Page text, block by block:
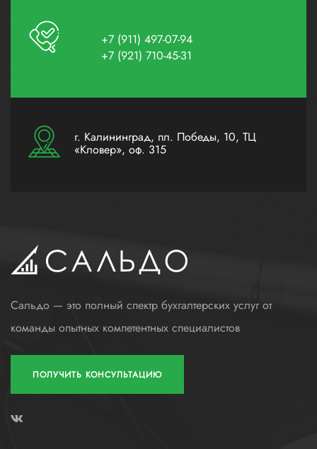
+7 (911) 497-07-94
+7 (921) 710-45-31
г. Калининград, пл. Победы, 10, ТЦ
«Кловер», оф. 315
Сальдо — это полный спектр бухгалтерских услуг от
команды опытных компетентных специалистов
ПОЛУЧИТЬ КОНСУЛЬТАЦИЮ